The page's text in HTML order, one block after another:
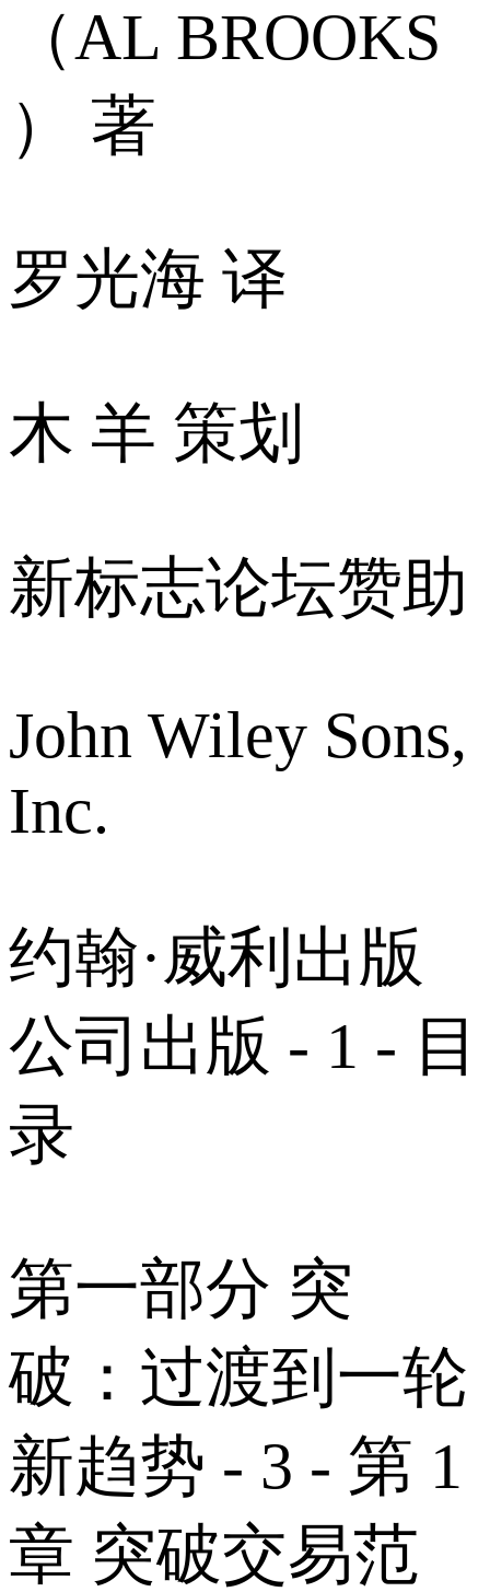
（AL BROOKS
） 著
罗光海 译
木 羊 策划
新标志论坛赞助
John Wiley Sons,
Inc.
约翰·威利出版
公司出版 - 1 - 目
录
第一部分 突
破：过渡到一轮
新趋势 - 3 - 第 1
章 突破交易范